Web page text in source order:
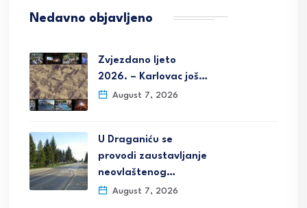
Nedavno objavljeno
Zvjezdano ljeto
2026. – Karlovac još…
August 7, 2026
U Draganiću se
provodi zaustavljanje
neovlaštenog…
August 7, 2026